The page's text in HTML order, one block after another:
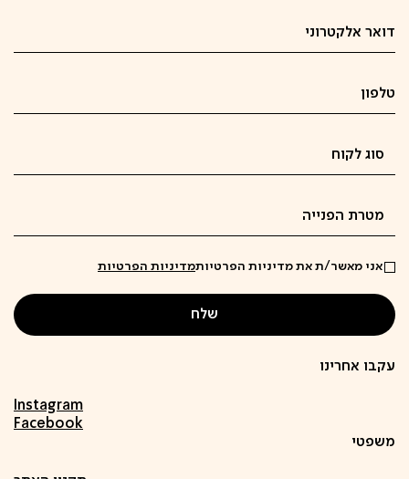
אני מאשר/ת את מדיניות הפרטיותמדיניות הפרטיות
עקבו אחרינו
Instagram
Facebook
משפטי